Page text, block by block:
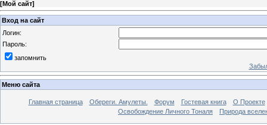
[Мой сайт]
Вход на сайт
Логин:
Пароль:
запомнить
Меню сайта
Главная страница Обереги. Амулеты. Форум Гостевая книга
О Проекте
Освобождение Личного Тоналя
Природа